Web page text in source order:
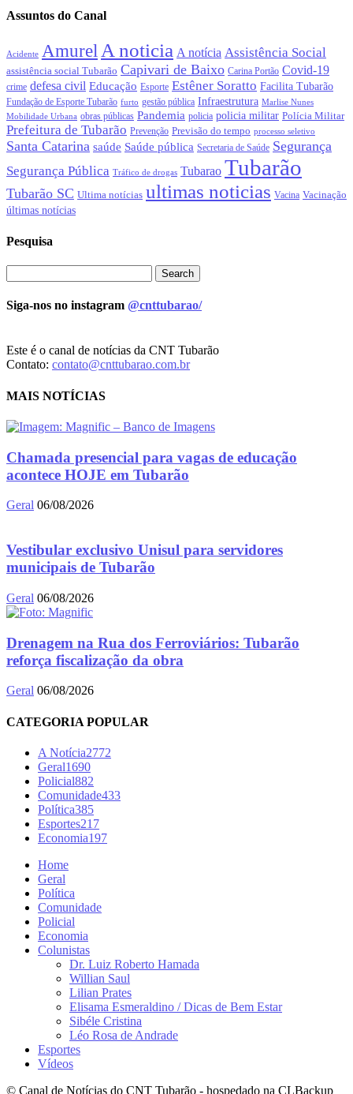
Assuntos do Canal
Acidente Amurel A noticia A notícia Assistência Social
assistência social Tubarão Capivari de Baixo Carina Portão Covid-19
crime defesa civil Educação Esporte Estêner Soratto Facilita Tubarão
Fundação de Esporte Tubarão furto gestão pública Infraestrutura Marlise Nunes
Mobilidade Urbana obras públicas Pandemia policia policia militar Polícia Militar
Prefeitura de Tubarão Prevenção Previsão do tempo processo seletivo
Santa Catarina saúde Saúde pública Secretaria de Saúde Segurança
Segurança Pública Tráfico de drogas Tubarao Tubarão
Tubarão SC Ultima notícias ultimas noticias Vacina Vacinação
últimas notícias
Pesquisa
Siga-nos no instagram @cnttubarao/
Este é o canal de notícias da CNT Tubarão
Contato: contato@cnttubarao.com.br
MAIS NOTÍCIAS
Chamada presencial para vagas de educação
acontece HOJE em Tubarão
Geral 06/08/2026
Vestibular exclusivo Unisul para servidores
municipais de Tubarão
Geral 06/08/2026
Drenagem na Rua dos Ferroviários: Tubarão
reforça fiscalização da obra
Geral 06/08/2026
CATEGORIA POPULAR
A Notícia2772
Geral1690
Policial882
Comunidade433
Política385
Esportes217
Economia197
Home
Geral
Política
Comunidade
Policial
Economia
Colunistas
Dr. Luiz Roberto Hamada
Willian Saul
Lilian Prates
Elisama Esmeraldino / Dicas de Bem Estar
Sibéle Cristina
Léo Rosa de Andrade
Esportes
Vídeos
© Canal de Notícias do CNT Tubarão - hospedado na CLBackup